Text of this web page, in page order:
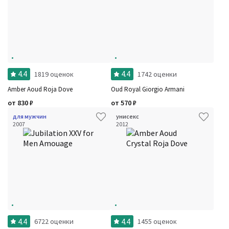
4.4 1819 оценок
Amber Aoud Roja Dove
от 830₽
4.4 1742 оценки
Oud Royal Giorgio Armani
от 570₽
для мужчин
2007
4.4 6722 оценки
унисекс
2012
4.4 1455 оценок